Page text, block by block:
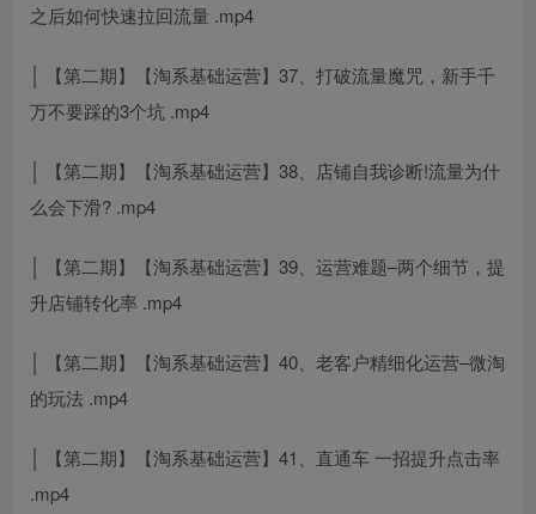
之后如何快速拉回流量 .mp4
│ 【第二期】【淘系基础运营】37、打破流量魔咒，新手千
万不要踩的3个坑 .mp4
│ 【第二期】【淘系基础运营】38、店铺自我诊断!流量为什
么会下滑? .mp4
│ 【第二期】【淘系基础运营】39、运营难题–两个细节，提
升店铺转化率 .mp4
│ 【第二期】【淘系基础运营】40、老客户精细化运营–微淘
的玩法 .mp4
│ 【第二期】【淘系基础运营】41、直通车 一招提升点击率
.mp4